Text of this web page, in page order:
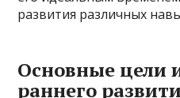
развития различных
Основные цели
раннего